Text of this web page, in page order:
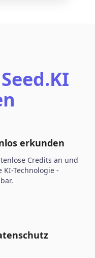
erkunden
Credits an und
KI-Technologie -